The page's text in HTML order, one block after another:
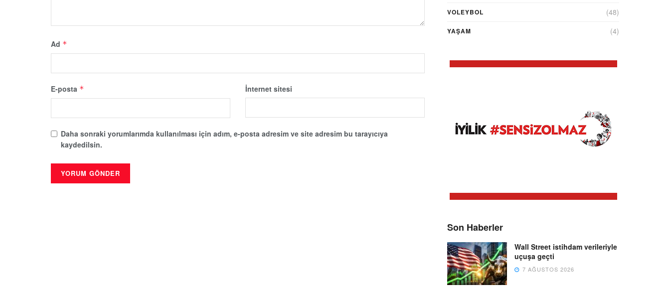
Ad *
E-posta * İnternet sitesi
Daha sonraki yorumlarımda kullanılması için adım, e-posta adresim ve site adresim bu tarayıcıya
kaydedilsin.
VOLEYBOL (48)
YAŞAM (4)
Son Haberler
Wall Street istihdam verileriyle
uçuşa geçti
7 AĞUSTOS 2026